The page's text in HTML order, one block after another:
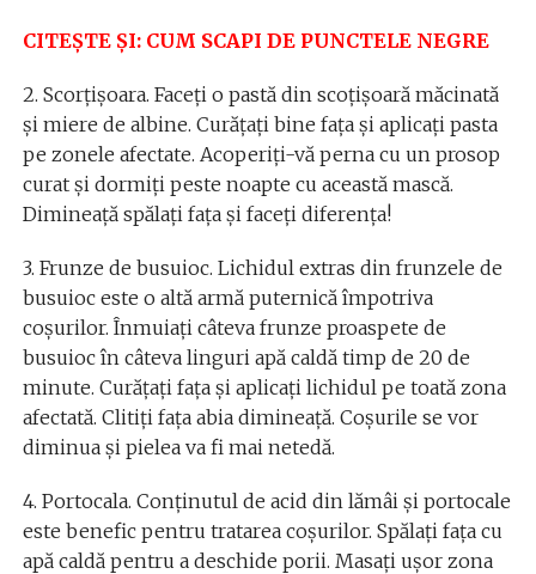
CITEȘTE ȘI: CUM SCAPI DE PUNCTELE NEGRE
2. Scorțișoara. Faceți o pastă din scoțișoară măcinată
și miere de albine. Curățați bine fața și aplicați pasta
pe zonele afectate. Acoperiți-vă perna cu un prosop
curat și dormiți peste noapte cu această mască.
Dimineață spălați fața și faceți diferența!
3. Frunze de busuioc. Lichidul extras din frunzele de
busuioc este o altă armă puternică împotriva
coșurilor. Înmuiați câteva frunze proaspete de
busuioc în câteva linguri apă caldă timp de 20 de
minute. Curățați fața și aplicați lichidul pe toată zona
afectată. Clitiți fața abia dimineață. Coșurile se vor
diminua și pielea va fi mai netedă.
4. Portocala. Conținutul de acid din lămâi și portocale
este benefic pentru tratarea coșurilor. Spălați fața cu
apă caldă pentru a deschide porii. Masați ușor zona